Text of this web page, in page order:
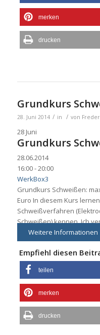
merken
drucken
Grundkurs
28. Juni 2014 / in / von
28 Juni
Grundkurs
28.06.2014
16:00 - 20:00
WerkBox3
Grundkurs Schweißen:
Euro In diesem Kurs
Schweißverfahren
Schweißen) kennen. Ich
Weitere Informationen
Empfiehl diesen
teilen
merken
drucken